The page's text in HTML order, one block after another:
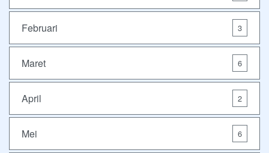
Februari 3
Maret 6
April 2
Mei 6